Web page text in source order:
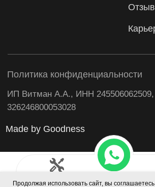
Продолжая использовать сайт, вы соглашаетесь